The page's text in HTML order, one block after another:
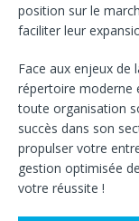
position sur le
faciliter leur
Face aux enjeux de
répertoire moderne
toute organisation
succès dans son
propulser votre
gestion optimisée
votre réussite !